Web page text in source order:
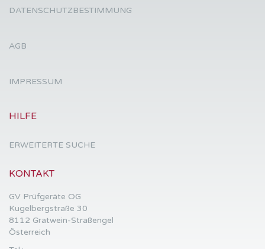
DATENSCHUTZBESTIMMUNG
AGB
IMPRESSUM
HILFE
ERWEITERTE SUCHE
KONTAKT
GV Prüfgeräte OG
Kugelbergstraße 30
8112 Gratwein-Straßengel
Österreich